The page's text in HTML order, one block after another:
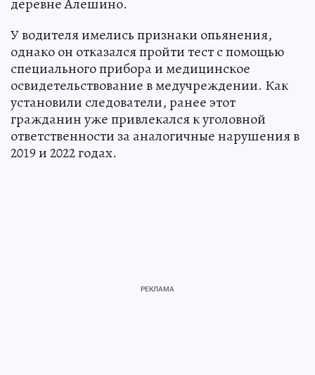
деревне Алешино.
У водителя имелись признаки опьянения,
однако он отказался пройти тест с помощью
специального прибора и медицинское
освидетельствование в медучреждении. Как
установили следователи, ранее этот
гражданин уже привлекался к уголовной
ответственности за аналогичные нарушения в
2019 и 2022 годах.